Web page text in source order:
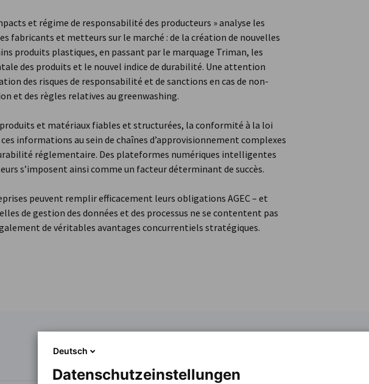
et régime de responsabilité des producteurs » analyse les
fabricants et metteurs sur le marché : de la création de nouvelles
produits plastiques, en passant par le marquage Triman, les
des produits et le nouvel indice de durabilité. Une attention
des risques de responsabilité et de sanctions en cas de non-
et des règles relatives au greenwashing.
et matériaux fiables et structurées, la conformité à la loi
informations au sein de chaînes d’approvisionnement complexes
réglementaire. Des plateformes numériques intelligentes
s’imposent ainsi comme un facteur déterminant de succès.
peuvent remplir efficacement leurs obligations AGEC – et
de gestion des données et des processus ne se contentent pas
de véritables avantages concurrentiels stratégiques.
Deutsch
Datenschutzeinstellungen